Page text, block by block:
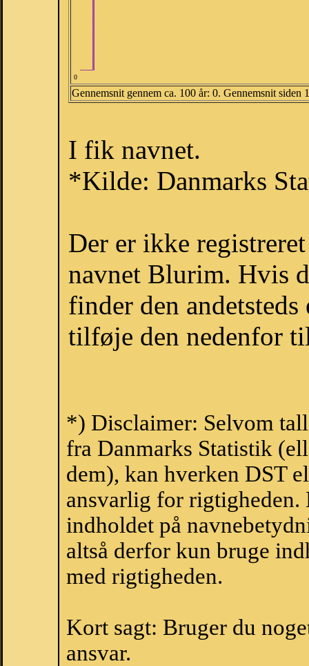
0
Gennemsnit gennem ca. 100 år: 0. Gennemsnit siden
I fik navnet.
*Kilde: Danmarks
Der er ikke
navnet Blurim. Hvis
finder den
tilføje den nedenfor
*) Disclaimer: Selvom
fra Danmarks Statistik
dem), kan hverken DST
ansvarlig for
indholdet på
altså derfor kun bruge
med rigtigheden.
Kort sagt: Bruger du
ansvar.